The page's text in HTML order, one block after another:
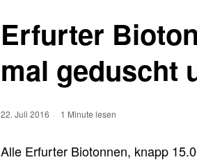
Erfurter
mal geduscht
22. Juli 2016 1 Minute lesen
Alle Erfurter Biotonnen, knapp